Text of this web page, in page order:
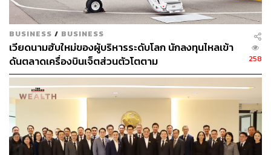
TAGS: การลงทุน
ตลาดหลักทรัพย์แห่งประเทศไทย (ตลท.)
หุ้น
IPO หุ้น IPO
8.4K
BUSINESS / BUSINESS
เวียดนามฮับใหม่ของผู้บริหารระดับโลก นักลงทุนไหลเข้า
ดันตลาดเครื่องบินเจ็ตส่วนตัวโตตาม
258